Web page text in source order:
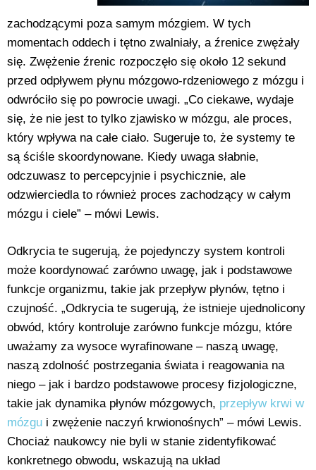
zachodzącymi poza samym mózgiem. W tych
momentach oddech i tętno zwalniały, a źrenice zwężały
się. Zwężenie źrenic rozpoczęło się około 12 sekund
przed odpływem płynu mózgowo-rdzeniowego z mózgu i
odwróciło się po powrocie uwagi. „Co ciekawe, wydaje
się, że nie jest to tylko zjawisko w mózgu, ale proces,
który wpływa na całe ciało. Sugeruje to, że systemy te
są ściśle skoordynowane. Kiedy uwaga słabnie,
odczuwasz to percepcyjnie i psychicznie, ale
odzwierciedla to również proces zachodzący w całym
mózgu i ciele” – mówi Lewis.
Odkrycia te sugerują, że pojedynczy system kontroli
może koordynować zarówno uwagę, jak i podstawowe
funkcje organizmu, takie jak przepływ płynów, tętno i
czujność. „Odkrycia te sugerują, że istnieje ujednolicony
obwód, który kontroluje zarówno funkcje mózgu, które
uważamy za wysoce wyrafinowane – naszą uwagę,
naszą zdolność postrzegania świata i reagowania na
niego – jak i bardzo podstawowe procesy fizjologiczne,
takie jak dynamika płynów mózgowych, przepływ krwi w
mózgu i zwężenie naczyń krwionośnych” – mówi Lewis.
Chociaż naukowcy nie byli w stanie zidentyfikować
konkretnego obwodu, wskazują na układ